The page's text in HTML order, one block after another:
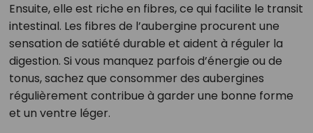
Ensuite, elle est riche en fibres, ce qui facilite le transit
intestinal. Les fibres de l’aubergine procurent une
sensation de satiété durable et aident à réguler la
digestion. Si vous manquez parfois d’énergie ou de
tonus, sachez que consommer des aubergines
régulièrement contribue à garder une bonne forme
et un ventre léger.